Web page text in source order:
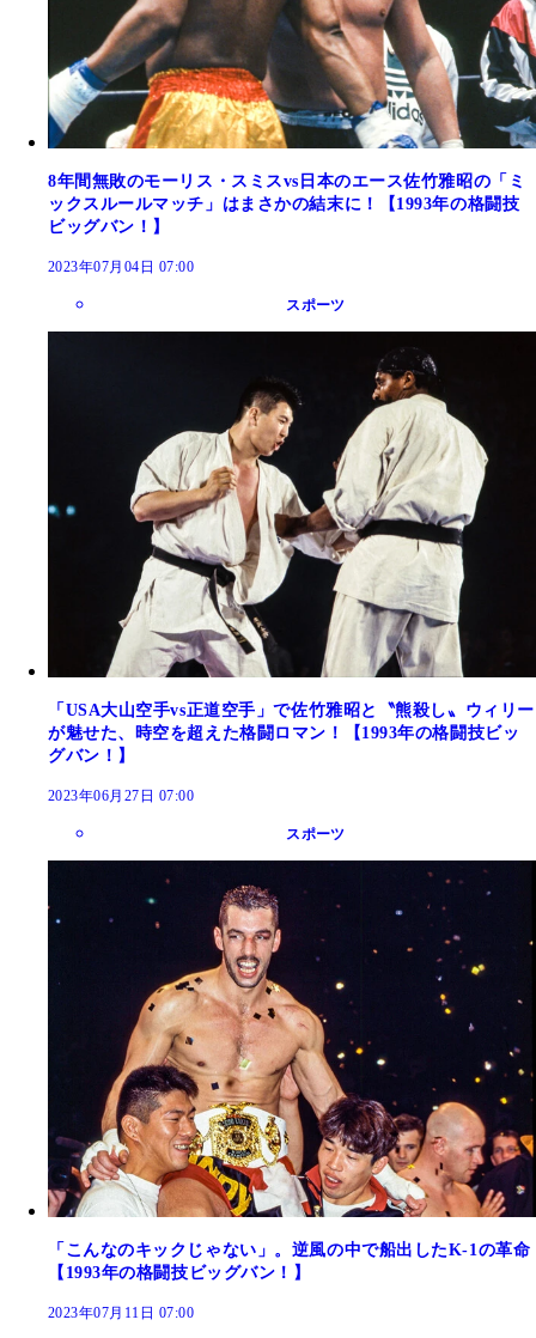
8年間無敗のモーリス・スミスvs日本のエース佐竹雅昭の「ミ
ックスルールマッチ」はまさかの結末に！【1993年の格闘技
ビッグバン！】
2023年07月04日 07:00
スポーツ
「USA大山空手vs正道空手」で佐竹雅昭と〝熊殺し〟ウィリー
が魅せた、時空を超えた格闘ロマン！【1993年の格闘技ビッ
グバン！】
2023年06月27日 07:00
スポーツ
「こんなのキックじゃない」。逆風の中で船出したK-1の革命
【1993年の格闘技ビッグバン！】
2023年07月11日 07:00